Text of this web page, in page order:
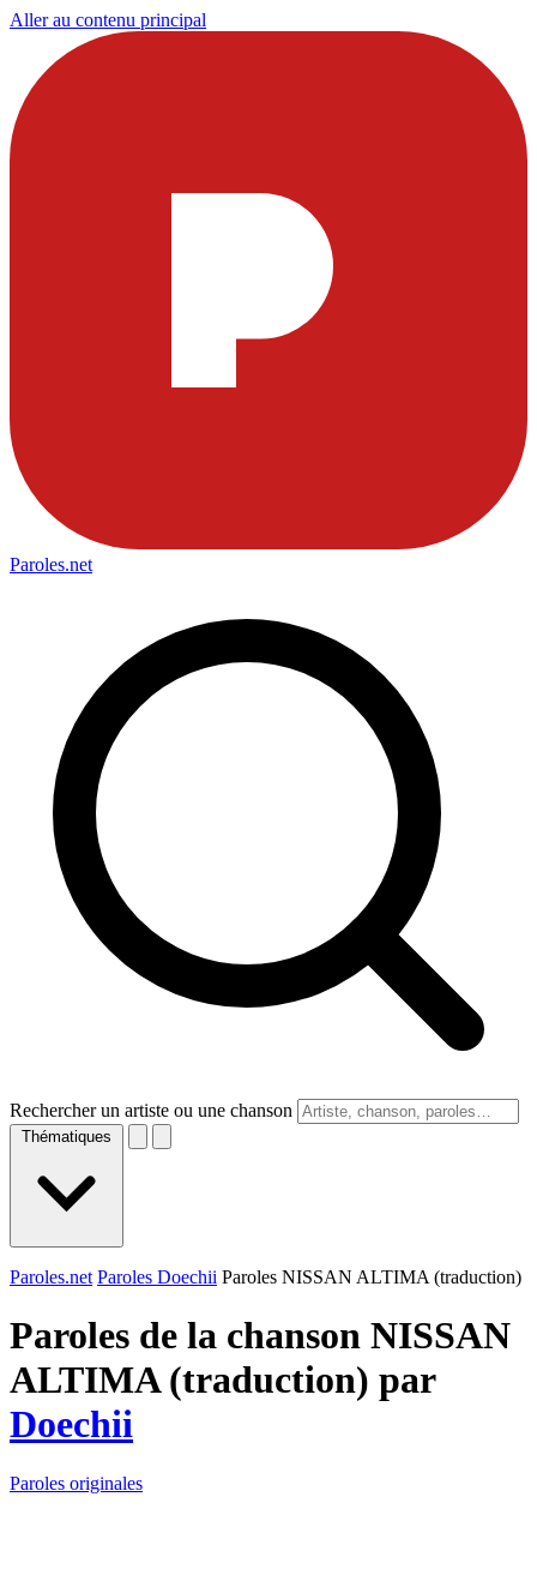
Aller au contenu principal
Paroles.net
Rechercher un artiste ou une chanson
Thématiques
Paroles.net Paroles Doechii Paroles NISSAN ALTIMA (traduction)
Paroles de la chanson NISSAN
ALTIMA (traduction) par
Doechii
Paroles originales